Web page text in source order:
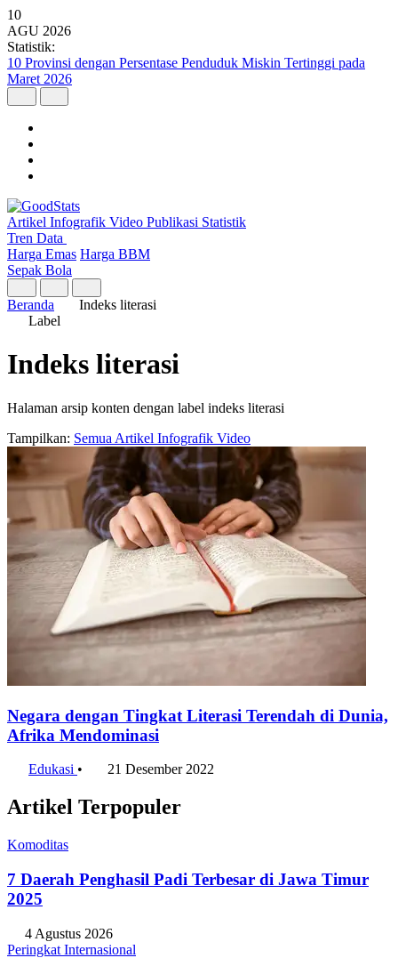
10
AGU 2026
Statistik:
10 Provinsi dengan Persentase Penduduk Miskin Tertinggi pada
Maret 2026
Artikel Infografik Video Publikasi Statistik
Tren Data
Harga Emas Harga BBM
Sepak Bola
Beranda
Indeks literasi
Label
Indeks literasi
Halaman arsip konten dengan label indeks literasi
Tampilkan: Semua Artikel Infografik Video
Negara dengan Tingkat Literasi Terendah di Dunia,
Afrika Mendominasi
Edukasi • 21 Desember 2022
Artikel Terpopuler
Komoditas
7 Daerah Penghasil Padi Terbesar di Jawa Timur
2025
4 Agustus 2026
Peringkat Internasional